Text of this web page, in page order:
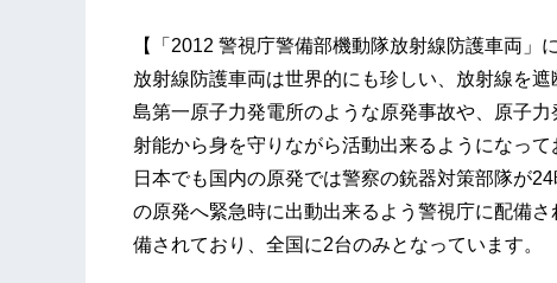
【「2012 警視庁警備部機動隊放射線防護車両」
放射線防護車両は世界的にも珍しい、放射線を
島第一原子力発電所のような原発事故や、原子
射能から身を守りながら活動出来るようになっ
日本でも国内の原発では警察の銃器対策部隊が
の原発へ緊急時に出動出来るよう警視庁に配備
備されており、全国に2台のみとなっています。